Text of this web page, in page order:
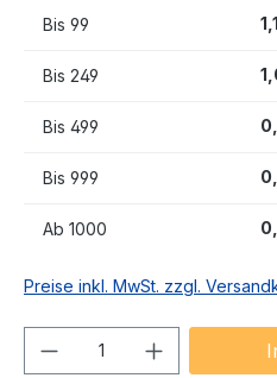
Bis 99
Bis 249
Bis 499
Bis 999
Ab 1000
Preise inkl. MwSt. zzgl.
Produkt Anzahl: